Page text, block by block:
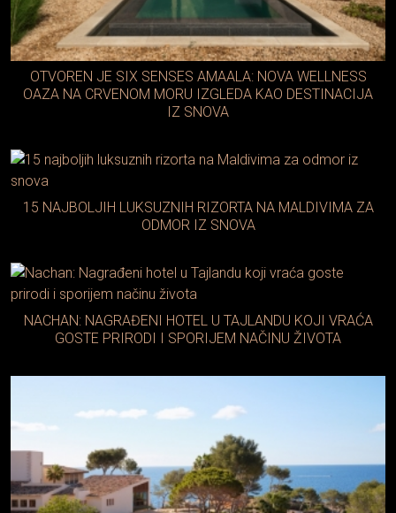
OTVOREN JE SIX SENSES AMAALA: NOVA WELLNESS
OAZA NA CRVENOM MORU IZGLEDA KAO DESTINACIJA
IZ SNOVA
15 NAJBOLJIH LUKSUZNIH RIZORTA NA MALDIVIMA ZA
ODMOR IZ SNOVA
NACHAN: NAGRAĐENI HOTEL U TAJLANDU KOJI VRAĆA
GOSTE PRIRODI I SPORIJEM NAČINU ŽIVOTA